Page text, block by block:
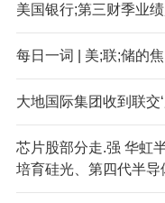
美国银行;第三财季业
每日一词 | 美;联;储的
大地国际集团收到联交‘
芯片股部分走.强 华虹
培育硅光、第四代半导